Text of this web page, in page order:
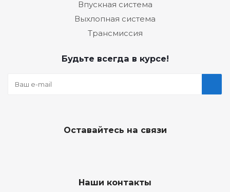
Впускная система
Выхлопная система
Трансмиссия
Будьте всегда в курсе!
Оставайтесь на связи
Наши контакты